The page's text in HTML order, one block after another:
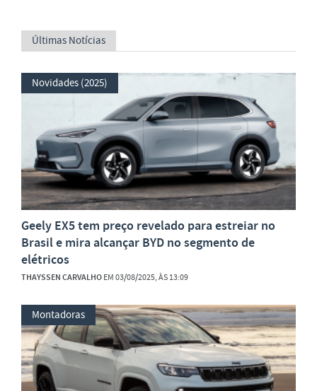
Últimas Notícias
Novidades (2025)
Geely EX5 tem preço revelado para estreiar no
Brasil e mira alcançar BYD no segmento de
elétricos
THAYSSEN CARVALHOEM 03/08/2025, ÀS 13:09
Montadoras